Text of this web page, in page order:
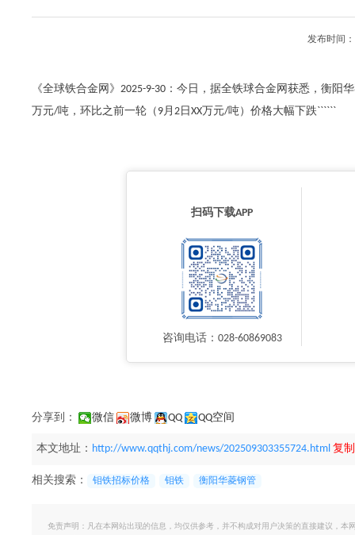
发布时间
《全球铁合金网》2025-9-30：今日，据全铁球合金网获悉，衡阳
万元/吨，环比之前一轮（9月2日XX万元/吨）价格大幅下跌``````
扫码下载APP
咨询电话：028-60869083
分享到： 微信 微博 QQ QQ空间
本文地址： http://www.qqthj.com/news/202509303355724.html 复
相关搜索： 钼铁招标价格 钼铁 衡阳华菱钢管
免责声明：凡在本网站出现的信息，均仅供参考，并不构成对用户决策的直接建议，